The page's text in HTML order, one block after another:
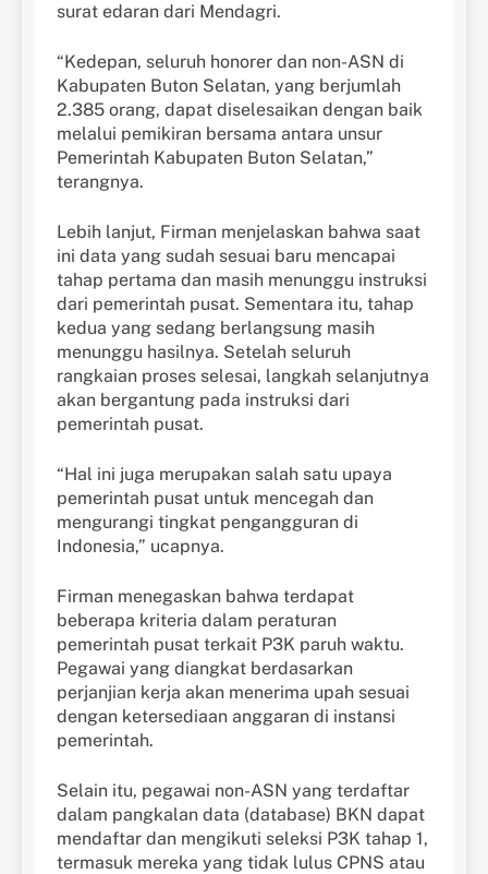
surat edaran dari Mendagri.
“Kedepan, seluruh honorer dan non-ASN di
Kabupaten Buton Selatan, yang berjumlah
2.385 orang, dapat diselesaikan dengan baik
melalui pemikiran bersama antara unsur
Pemerintah Kabupaten Buton Selatan,”
terangnya.
Lebih lanjut, Firman menjelaskan bahwa saat
ini data yang sudah sesuai baru mencapai
tahap pertama dan masih menunggu instruksi
dari pemerintah pusat. Sementara itu, tahap
kedua yang sedang berlangsung masih
menunggu hasilnya. Setelah seluruh
rangkaian proses selesai, langkah selanjutnya
akan bergantung pada instruksi dari
pemerintah pusat.
“Hal ini juga merupakan salah satu upaya
pemerintah pusat untuk mencegah dan
mengurangi tingkat pengangguran di
Indonesia,” ucapnya.
Firman menegaskan bahwa terdapat
beberapa kriteria dalam peraturan
pemerintah pusat terkait P3K paruh waktu.
Pegawai yang diangkat berdasarkan
perjanjian kerja akan menerima upah sesuai
dengan ketersediaan anggaran di instansi
pemerintah.
Selain itu, pegawai non-ASN yang terdaftar
dalam pangkalan data (database) BKN dapat
mendaftar dan mengikuti seleksi P3K tahap 1,
termasuk mereka yang tidak lulus CPNS atau